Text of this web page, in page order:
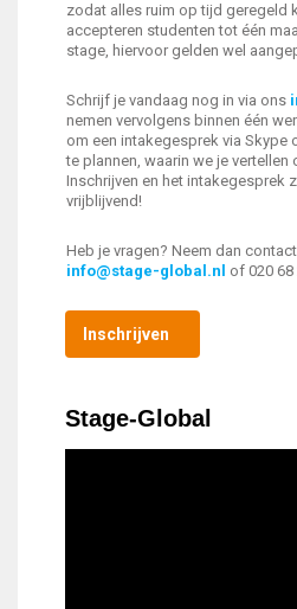
zodat alles ruim op tijd geregeld
accepteren studenten tot één
stage, hiervoor gelden wel
Schrijf je vandaag nog in via ons
nemen vervolgens binnen één
om een intakegesprek via Skype
te plannen, waarin we je
Inschrijven en het intakegesprek
vrijblijvend!
Heb je vragen? Neem dan
info@stage-global.nl of 020 68
Inschrijven
Stage-Global